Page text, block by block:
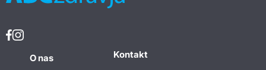
O nas
Kontakt